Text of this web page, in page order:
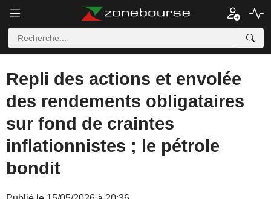
Repli des actions et envolée
des rendements obligataires
sur fond de craintes
inflationnistes ; le pétrole
bondit